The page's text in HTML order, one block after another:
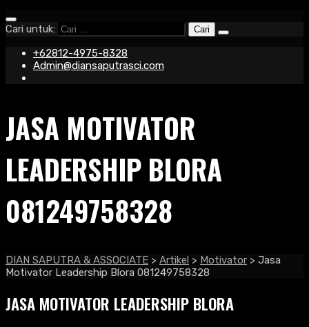
Cari untuk:
+62812-4975-8328
Admin@diansaputrasci.com
JASA MOTIVATOR
LEADERSHIP BLORA
081249758328
DIAN SAPUTRA & ASSOCIATE > Artikel > Motivator > Jasa
Motivator Leadership Blora 081249758328
JASA MOTIVATOR LEADERSHIP BLORA